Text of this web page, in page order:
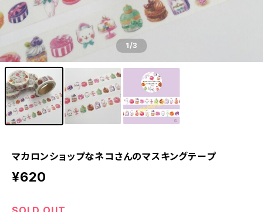
1/3
マカロンショップなネコさんのマスキングテープ
¥620